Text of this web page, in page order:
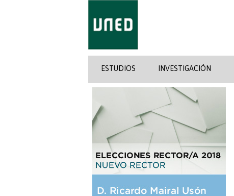
ESTUDIOS INVESTIGACIÓN